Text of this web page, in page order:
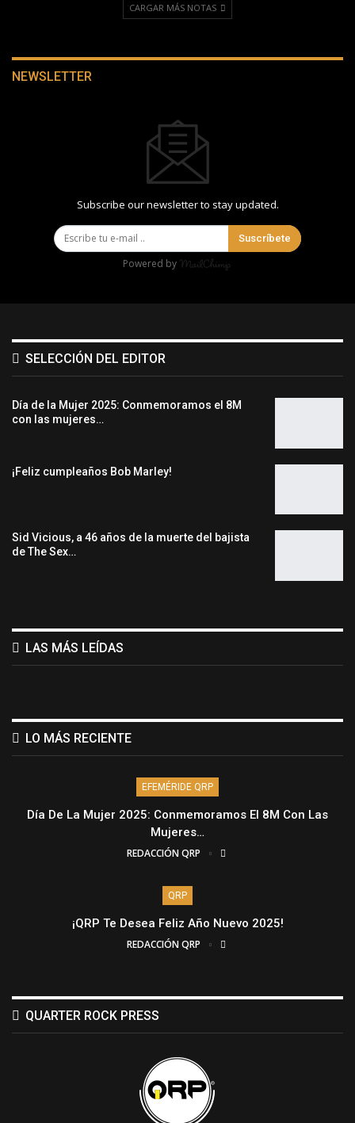
CARGAR MÁS NOTAS
NEWSLETTER
Subscribe our newsletter to stay updated.
Suscríbete
Powered by
SELECCIÓN DEL EDITOR
Día de la Mujer 2025: Conmemoramos el 8M
con las mujeres…
¡Feliz cumpleaños Bob Marley!
Sid Vicious, a 46 años de la muerte del bajista
de The Sex…
LAS MÁS LEÍDAS
LO MÁS RECIENTE
EFEMÉRIDE QRP
Día De La Mujer 2025: Conmemoramos El 8M Con Las
Mujeres…
REDACCIÓN QRP
QRP
¡QRP Te Desea Feliz Año Nuevo 2025!
REDACCIÓN QRP
QUARTER ROCK PRESS